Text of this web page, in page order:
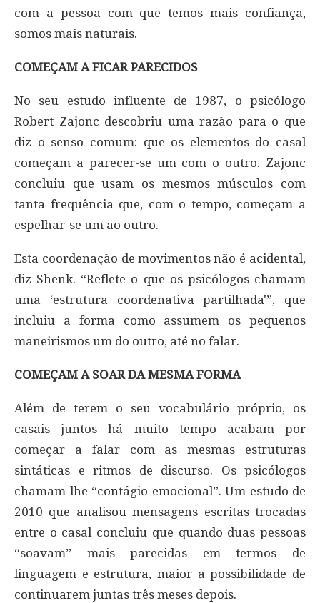
com a pessoa com que temos mais confiança,
somos mais naturais.
COMEÇAM A FICAR PARECIDOS
No seu estudo influente de 1987, o psicólogo
Robert Zajonc descobriu uma razão para o que
diz o senso comum: que os elementos do casal
começam a parecer-se um com o outro. Zajonc
concluiu que usam os mesmos músculos com
tanta frequência que, com o tempo, começam a
espelhar-se um ao outro.
Esta coordenação de movimentos não é acidental,
diz Shenk. “Reflete o que os psicólogos chamam
uma ‘estrutura coordenativa partilhada'”, que
incluiu a forma como assumem os pequenos
maneirismos um do outro, até no falar.
COMEÇAM A SOAR DA MESMA FORMA
Além de terem o seu vocabulário próprio, os
casais juntos há muito tempo acabam por
começar a falar com as mesmas estruturas
sintáticas e ritmos de discurso. Os psicólogos
chamam-lhe “contágio emocional”. Um estudo de
2010 que analisou mensagens escritas trocadas
entre o casal concluiu que quando duas pessoas
“soavam” mais parecidas em termos de
linguagem e estrutura, maior a possibilidade de
continuarem juntas três meses depois.